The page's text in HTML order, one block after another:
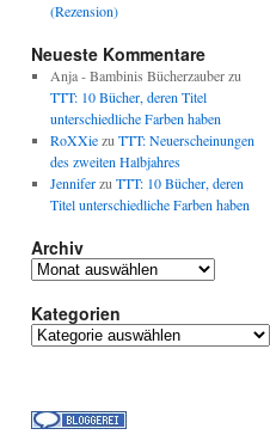
(Rezension)
Neueste Kommentare
Anja - Bambinis Bücherzauberzu
TTT: 10 Bücher, deren Titel
unterschiedliche Farben haben
RoXXiezu TTT: Neuerscheinungen
des zweiten Halbjahres
Jenniferzu TTT: 10 Bücher, deren
Titel unterschiedliche Farben haben
Archiv
Archiv
Kategorien
Kategorien